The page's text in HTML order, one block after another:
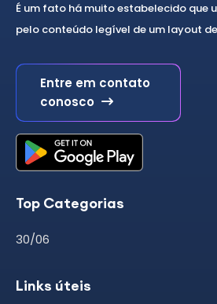
É um fato há muito estabelecido que
pelo conteúdo legível de um layout
Entre em contato
conosco
Top Categorias
30/06
Links úteis